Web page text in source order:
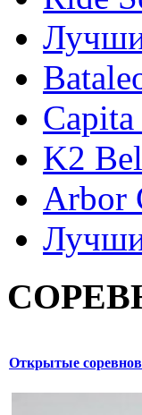
K2
Arbor
Открытые